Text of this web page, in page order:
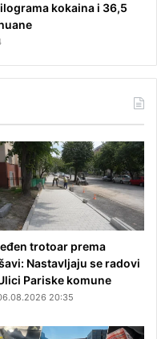
kokaina i 36,5
trotoar prema
Nastavljaju se radovi
Pariske komune
20:35